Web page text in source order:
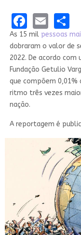
Email
As 15 mil pessoas
dobraram o valor de
2022. De acordo
Fundação Getulio
que compõem 0,01%
ritmo três vezes
nação.
A reportagem é